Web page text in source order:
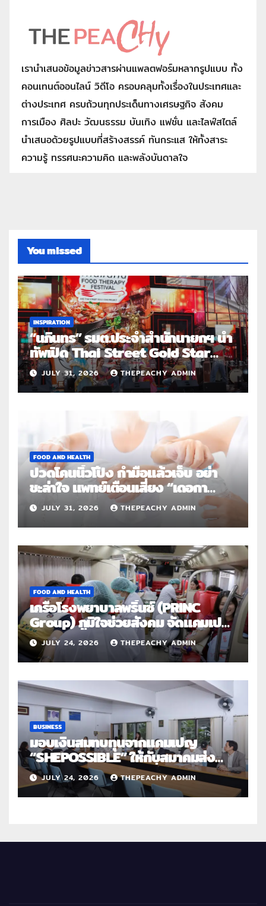
เรานำเสนอข้อมูลข่าวสารผ่านแพลตฟอร์มหลากรูปแบบ ทั้ง
คอนเทนต์ออนไลน์ วิดีโอ ครอบคลุมทั้งเรื่องในประเทศและ
ต่างประเทศ ครบถ้วนทุกประเด็นทางเศรษฐกิจ สังคม
การเมือง ศิลปะ วัฒนธรรม บันเทิง แฟชั่น และไลฟ์สไตล์
นำเสนอด้วยรูปแบบที่สร้างสรรค์ ทันกระแส ให้ทั้งสาระ
ความรู้ ทรรศนะความคิด และพลังบันดาลใจ
You missed
INSPIRATION
“นภินทร” รมต.ประจำสำนักนายกฯ นำ
ทัพเปิด Thai Street Gold Star
Roadshow 3 จังหวัดต้นแบบ
JULY 31, 2026 THEPEACHY ADMIN
FOOD AND HEALTH
ปวดโคนนิ้วโป้ง กำมือแล้วเจ็บ อย่า
ชะล่าใจ แพทย์เตือนเสี่ยง “เดอกา
แวง” โรคปลอกหุ้มเอ็นอักเสบจากการ
ใช้งานซ้ำ
JULY 31, 2026 THEPEACHY ADMIN
FOOD AND HEALTH
เครือโรงพยาบาลพริ้นซ์ (PRINC
Group) ภูมิใจช่วยสังคม จัดแคมเปญ
ใหญ่ระดับประเทศ “PRINC ผสาน :
สานต่อการให้ไม่สิ้นสุด”
JULY 24, 2026 THEPEACHY ADMIN
BUSINESS
มอบเงินสมทบทุนจากแคมเปญ
“SHEPOSSIBLE” ให้กับสมาคมส่ง
เสริมสถานภาพสตรีฯ เนื่องในวันสตรี
สากล 2569
JULY 24, 2026 THEPEACHY ADMIN